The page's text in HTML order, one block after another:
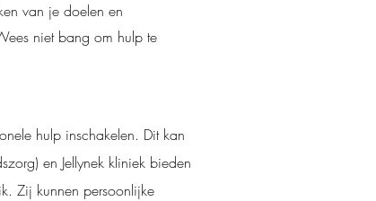
van je doelen en
niet bang om hulp te
hulp inschakelen. Dit kan
en Jellynek kliniek bieden
Zij kunnen persoonlijke